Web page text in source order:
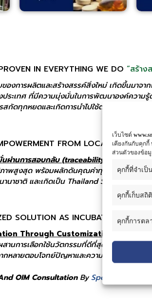
เว็บไซต์
เคียงกันกับคุกกี้
ส่วนตัวของข้อมู
คุกกี้ที่จำเป็
คุกกี้เก็บสถิติ
คุกกี้การตล
IN EVERYTHING WE DO “สร้าง
องการผลิตและสร้างสรรค์สิ่งใหม่ เกิดขึ้นมาจ
ประเทศ ที่มีความมุ่งมั่นในการพัฒนาองค์ความ
กัดทุกหยดและเกิดการนำไปใช้ต่อยอดอย่างมีปร
FROM LOCAL TO
นผ่านการสอบกลับ (traceability)
ทุกกระบวน
าพสูงสุด พร้อมผลักดันคุณค่าทุกผลผลิตจากนวั
นาชาติ และเกิดเป็น Thailand Soft Power
SOLUTION AS INCUBATED
Through Customization.
ร่วมคิด
สานการเลือกใช้นวัตกรรมที่ดีที่สุด ทำให้ได้ส
กหลายตอบโจทย์ปัญหาและความต้องการเฉพาะ
OIM Consultation BySpecialty